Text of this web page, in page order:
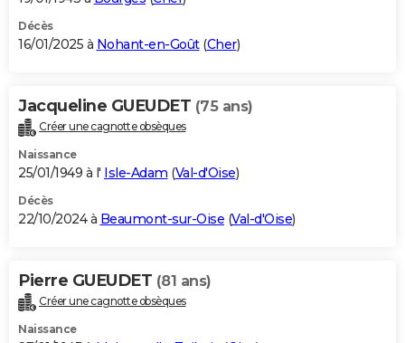
Décès
16/01/2025 à Nohant-en-Goût(Cher)
Jacqueline GUEUDET (75 ans)
Créer une cagnotte obsèques
Naissance
25/01/1949 à l' Isle-Adam (Val-d'Oise)
Décès
22/10/2024 à Beaumont-sur-Oise (Val-d'Oise)
Pierre GUEUDET (81 ans)
Créer une cagnotte obsèques
Naissance